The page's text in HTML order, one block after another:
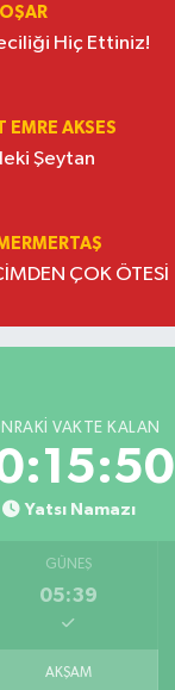
Hiç Ettiniz!
EMRE AKSES
Şeytan
ÇOK ÖTESİ
VAKTE KALAN
Yatsı Namazı
GÜNEŞ
05:39
AKŞAM